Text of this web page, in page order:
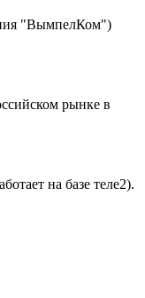
"ВымпелКом")
рынке в
на базе теле2).